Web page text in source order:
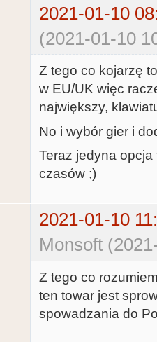
2021-01-10
(2021-01-10
Z tego co kojarzę
w EU/UK więc
największy,
No i wybór gier i
Teraz jedyna
czasów ;)
2021-01-10
Monsoft
Z tego co
ten towar jest
spowadzania do